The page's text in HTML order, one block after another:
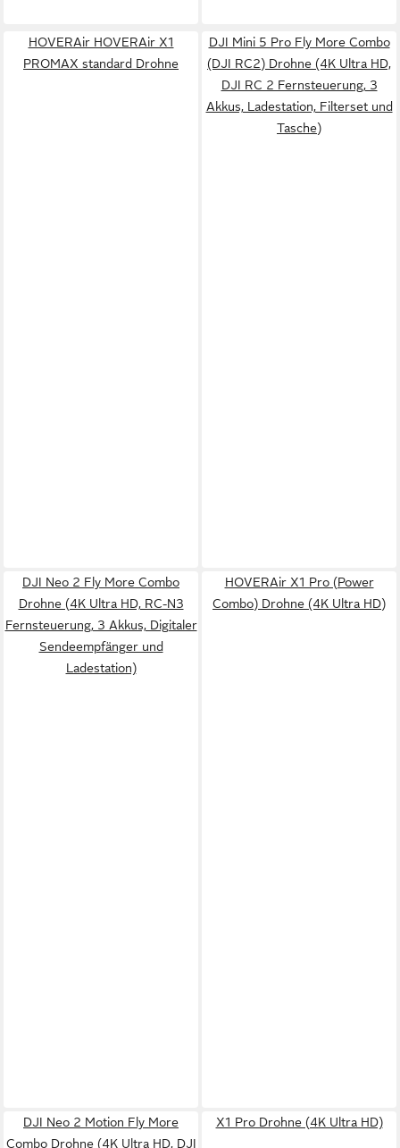
HOVERAir HOVERAir X1
PROMAX standard Drohne
DJI Mini 5 Pro Fly More Combo
(DJI RC2) Drohne (4K Ultra HD,
DJI RC 2 Fernsteuerung, 3
Akkus, Ladestation, Filterset und
Tasche)
DJI Neo 2 Fly More Combo
Drohne (4K Ultra HD, RC-N3
Fernsteuerung, 3 Akkus, Digitaler
Sendeempfänger und
Ladestation)
HOVERAir X1 Pro (Power
Combo) Drohne (4K Ultra HD)
DJI Neo 2 Motion Fly More
Combo Drohne (4K Ultra HD, DJI
X1 Pro Drohne (4K Ultra HD)